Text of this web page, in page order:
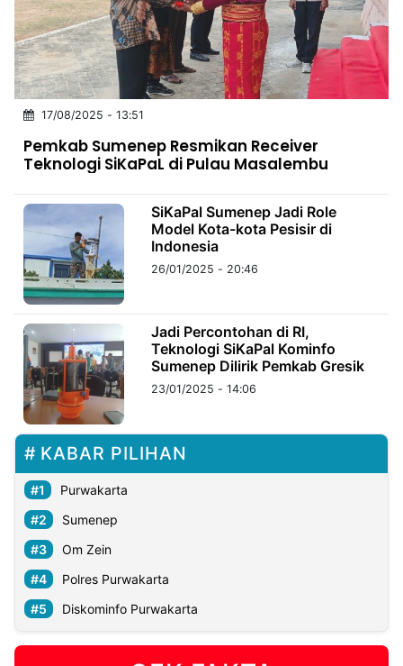
INDONESIA
Partner
NTB
Time
IDN
Jogja
Rakyat
News
Notice
Baru
Follow
Kabarbaru
Kabarbaru.co
2026
Kabarbaru
Media
17/08/2025 - 13:51
Pemkab Sumenep Resmikan Receiver
Teknologi SiKaPaL di Pulau Masalembu
SiKaPal Sumenep Jadi Role
Model Kota-kota Pesisir di
Indonesia
26/01/2025 - 20:46
Jadi Percontohan di RI,
Teknologi SiKaPal Kominfo
Sumenep Dilirik Pemkab Gresik
23/01/2025 - 14:06
KABAR PILIHAN
Purwakarta
Sumenep
Om Zein
Polres Purwakarta
Diskominfo Purwakarta